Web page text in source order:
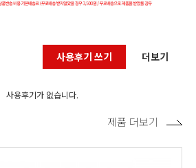
사용후기 쓰기 더보기
사용후기가 없습니다.
제품 더보기